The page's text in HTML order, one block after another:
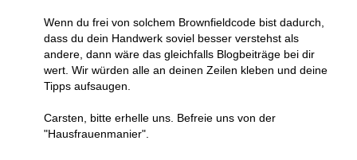
Wenn du frei von solchem Brownfieldcode bist dadurch,
dass du dein Handwerk soviel besser verstehst als
andere, dann wäre das gleichfalls Blogbeiträge bei dir
wert. Wir würden alle an deinen Zeilen kleben und deine
Tipps aufsaugen.
Carsten, bitte erhelle uns. Befreie uns von der
"Hausfrauenmanier".